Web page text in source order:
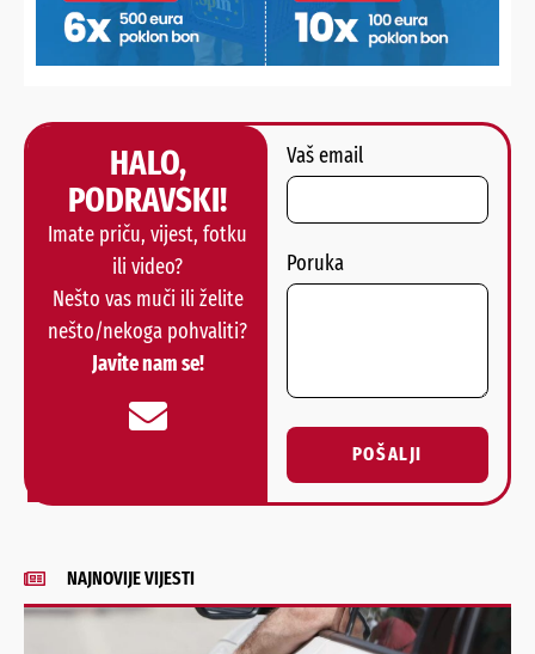
FOTO/VIDEO Nikola Wolf
HALO,
PODRAVSKI!
Imate priču, vijest, fotku
ili video?
Nešto vas muči ili želite
nešto/nekoga pohvaliti?
Javite nam se!
Vaš email
Poruka
POŠALJI
Alternative:
NAJNOVIJE VIJESTI